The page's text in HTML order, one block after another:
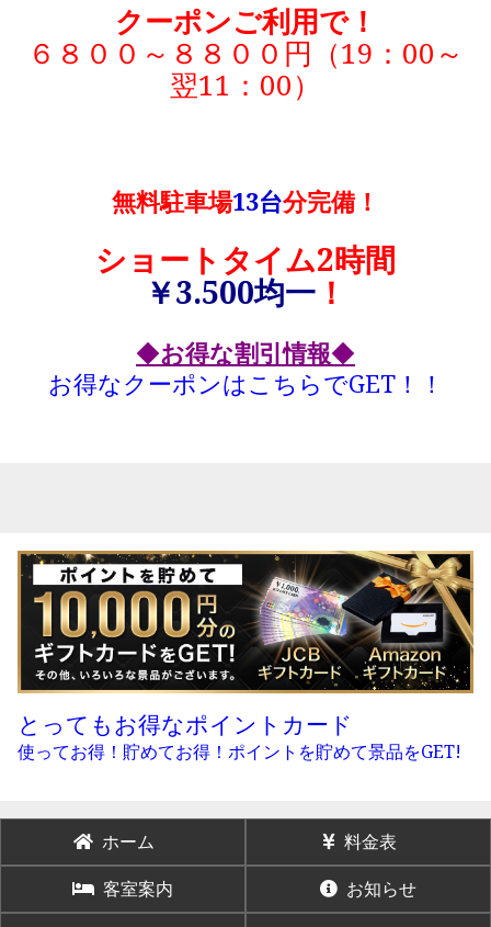
クーポンご利用で！
６８００～８８００円（19：00～
翌11：00）
無料駐車場13台分完備！
ショートタイム2時間
￥3.500均一 ！
◆お得な割引情報◆
お得なクーポンはこちらでGET！！
とってもお得なポイントカード
使ってお得！貯めてお得！ポイントを貯めて景品をGET!
ホーム
料金表
客室案内
お知らせ